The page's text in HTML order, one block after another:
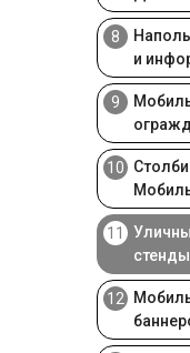
8
и
9
10
11
12